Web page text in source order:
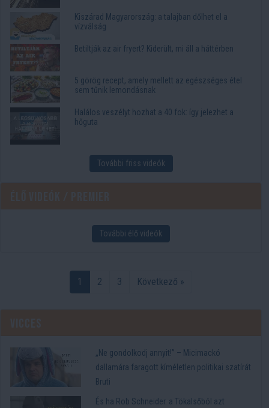
Kiszárad Magyarország: a talajban dőlhet el a
vízválság
Betiltják az air fryert? Kiderült, mi áll a háttérben
5 görög recept, amely mellett az egészséges étel
sem tűnik lemondásnak
Halálos veszélyt hozhat a 40 fok: így jelezhet a
hőguta
További friss videók
További élő videók
1 2 3 Következő »
„Ne gondolkodj annyit!” – Micimackó
dallamára faragott kíméletlen politikai szatírát
Bruti
És ha Rob Schneider. a Tökalsőból azt